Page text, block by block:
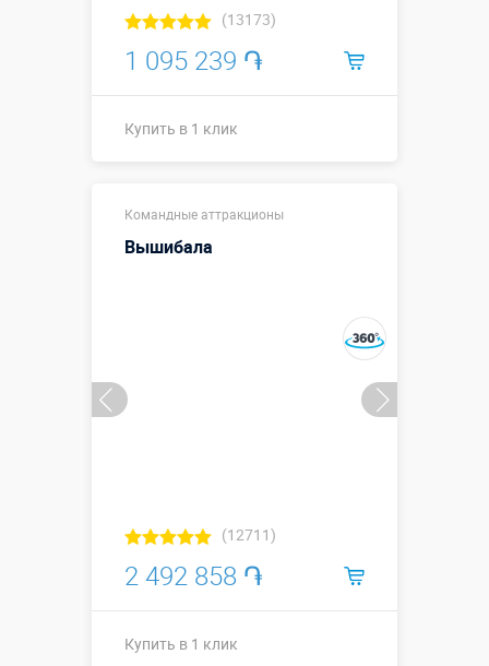
(13173)
1 095 239 ֏
Купить в 1 клик
Больше деталей →
Смотреть видео
Командные аттракционы
Вышибала
(12711)
2 492 858 ֏
Купить в 1 клик